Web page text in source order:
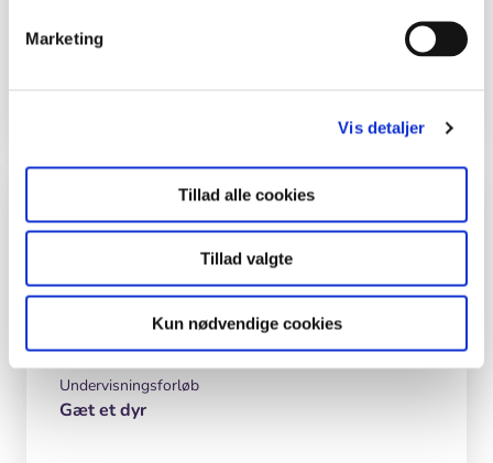
Marketing
Vis detaljer
Tillad alle cookies
Tillad valgte
Kun nødvendige cookies
Tegninger
Inspiration og lignende materialer
Undervisningsforløb
Plant en skov og pas den
Undervisningsforløb
Gæt et dyr